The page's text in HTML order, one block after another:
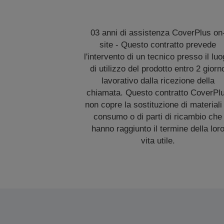
03 anni di assistenza CoverPlus
site - Questo contratto prevede
l'intervento di un tecnico presso il
di utilizzo del prodotto entro 2
lavorativo dalla ricezione della
chiamata. Questo contratto
non copre la sostituzione di materiali
consumo o di parti di ricambio che
hanno raggiunto il termine della loro
vita utile.